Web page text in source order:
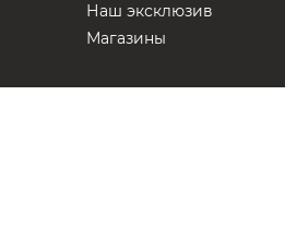
Наш эксклюзив
Магазины